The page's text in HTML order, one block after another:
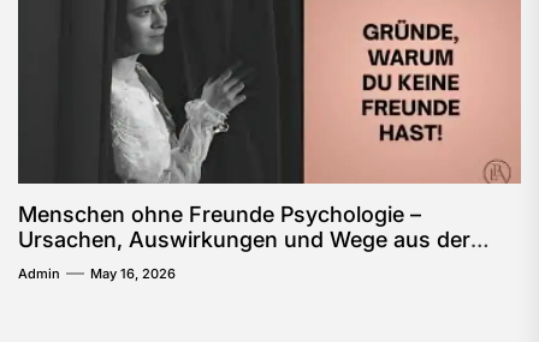
Menschen ohne Freunde Psychologie –
Ursachen, Auswirkungen und Wege aus der
Isolation
Admin May 16, 2026